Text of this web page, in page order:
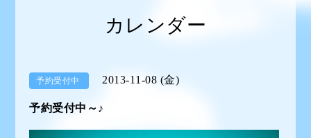
カレンダー
予約受付中 2013-11-08 (金)
予約受付中～♪